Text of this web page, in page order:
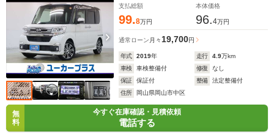
支払総額
99.8万円
本体価格
96.4万円
通常ローン 月々 19,700円
年式 2019年 走行 4.9万km
車検
車検整備付 修復
なし
保証
保証付 整備
法定整備付
住所
岡山県岡山市中区
無
料
今すぐ在庫確認・見積依頼
電話する